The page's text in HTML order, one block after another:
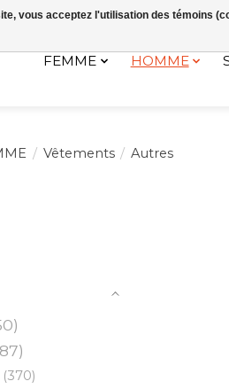
/ Livraison gratuite dès 150€ d'achats / -
FEMME HOMME
/ Vêtements / Autres
(370)
vous acceptez l'utilisation des témoins